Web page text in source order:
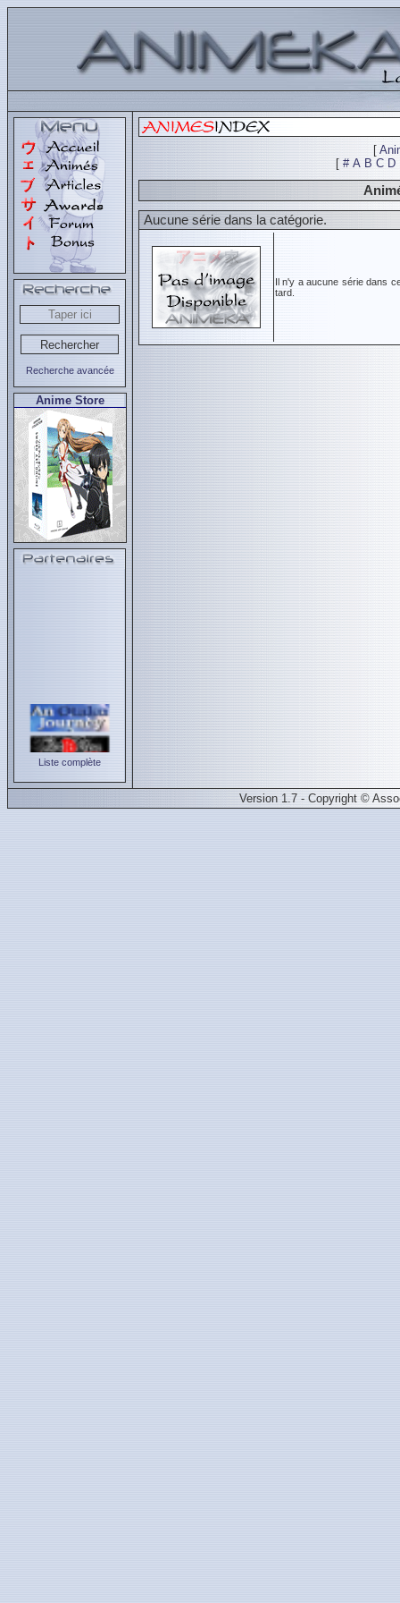
Recherche avancée
Anime Store
Liste complète
[
[ # A B C D
Aucune série dans la catégorie.
Il n'y a aucune série dans
tard.
Version 1.7 - Copyright ©